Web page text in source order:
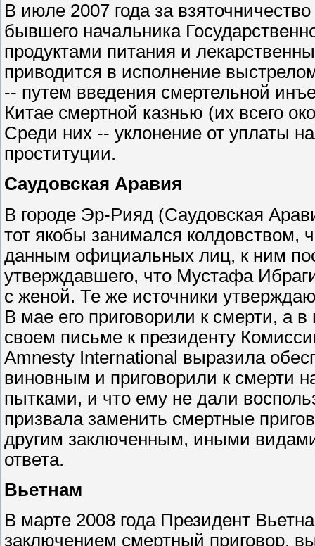
В июле 2007 года за
бывшего начальника
продуктами питания и
приводится в исполнение
-- путем введения смертельной
Китае смертной казнью (их всего
Среди них -- уклонение от уплаты
проституции.
Саудовская Аравия
В городе Эр-Рияд (Саудовская
тот якобы занимался колдовством,
данным официальных лиц, к ним
утверждавшего, что Мустафа
с женой. Те же источники
В мае его приговорили к смерти, а
своем письме к президенту
Amnesty International выразила
виновным и приговорили к смерти
пытками, и что ему не дали
призвала заменить смертные
другим заключенным, иными
ответа.
Вьетнам
В марте 2008 года Президент
заключением смертный приговор,